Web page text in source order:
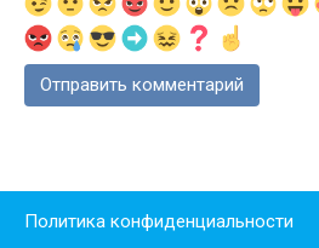
Политика конфиденциальности